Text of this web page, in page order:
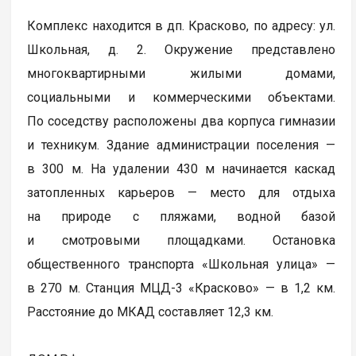
Комплекс находится в дп. Красково, по адресу: ул.
Школьная, д. 2. Окружение представлено
многоквартирными жилыми домами,
социальными и коммерческими объектами.
По соседству расположены два корпуса гимназии
и техникум. Здание администрации поселения —
в 300 м. На удалении 430 м начинается каскад
затопленных карьеров — место для отдыха
на природе с пляжами, водной базой
и смотровыми площадками. Остановка
общественного транспорта «Школьная улица» —
в 270 м. Станция МЦД-3 «Красково» — в 1,2 км.
Расстояние до МКАД составляет 12,3 км.